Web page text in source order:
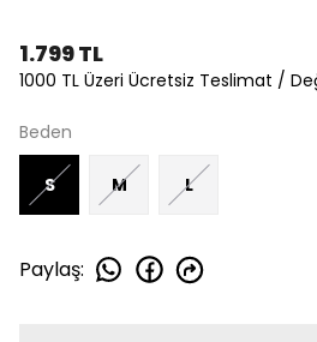
1.799 TL
1000 TL Üzeri Ücretsiz Teslimat /
Beden
S M L
Paylaş: